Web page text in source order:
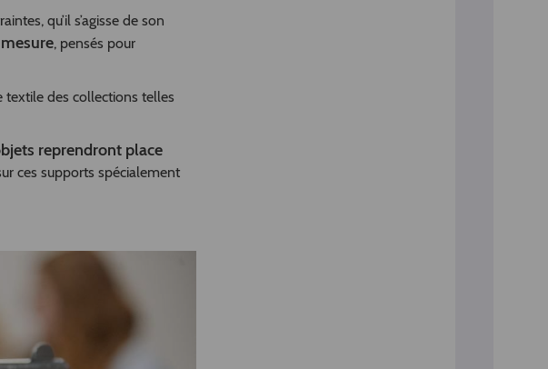
qu’il s’agisse de son
, pensés pour
textile des collections telles
reprendront place
ces supports spécialement